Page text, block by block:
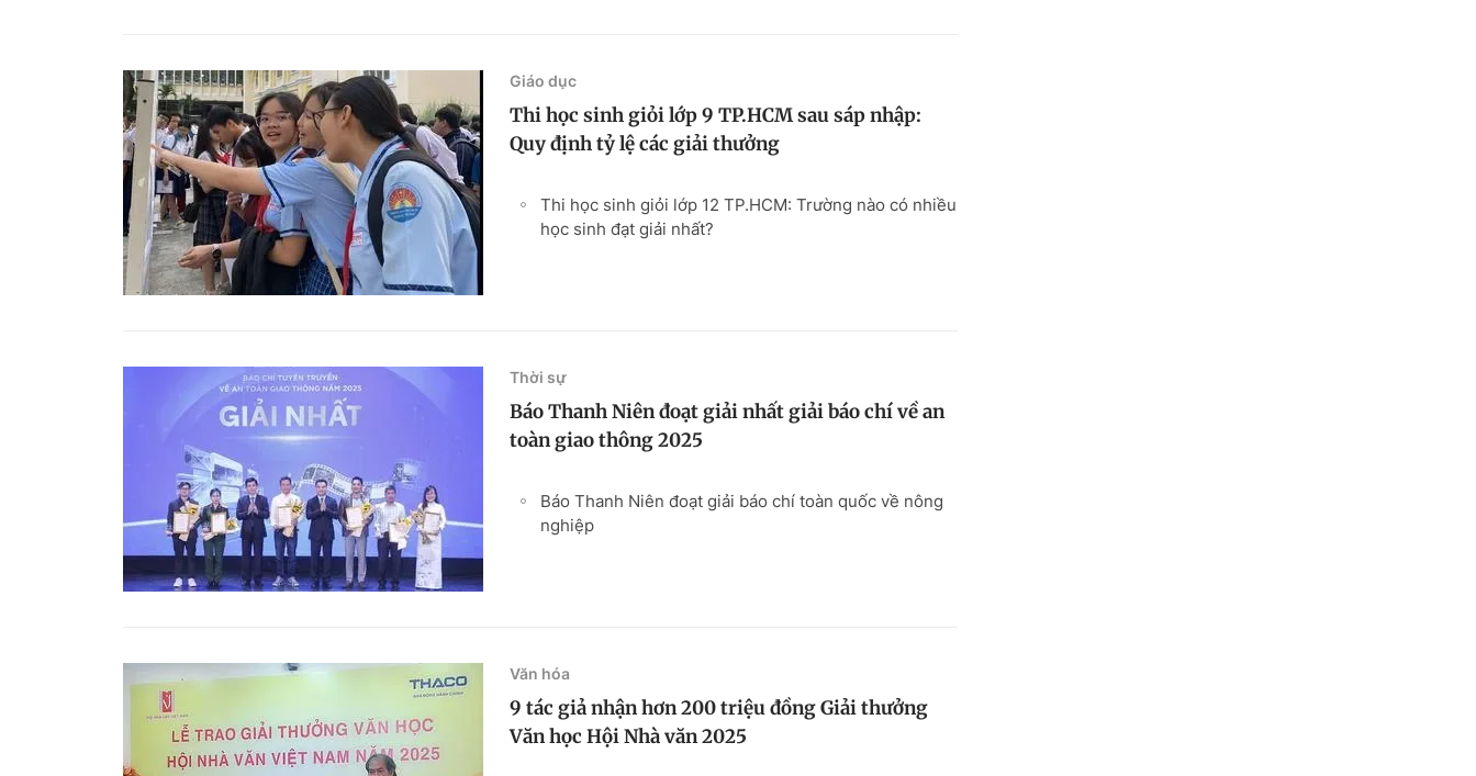
Giáo dục
Thi học sinh giỏi lớp 9 TP.HCM sau sáp nhập:
Quy định tỷ lệ các giải thưởng
Thi học sinh giỏi lớp 12 TP.HCM: Trường nào có nhiều
học sinh đạt giải nhất?
Thời sự
Báo Thanh Niên đoạt giải nhất giải báo chí về an
toàn giao thông 2025
Báo Thanh Niên đoạt giải báo chí toàn quốc về nông
nghiệp
Văn hóa
9 tác giả nhận hơn 200 triệu đồng Giải thưởng
Văn học Hội Nhà văn 2025